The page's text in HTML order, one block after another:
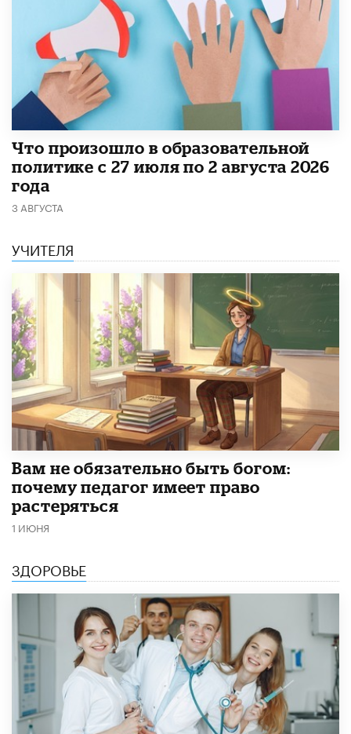
​Что произошло в образовательной
политике с 27 июля по 2 августа 2026
года
3 АВГУСТА
УЧИТЕЛЯ
​Вам не обязательно быть богом:
почему педагог имеет право
растеряться
1 ИЮНЯ
ЗДОРОВЬЕ